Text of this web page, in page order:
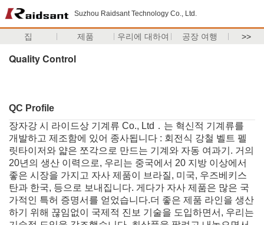
Suzhou Raidsant Technology Co., Ltd.
집 제품 우리에 대하여 공장 여행 >>
Quality Control
QC Profile
장자강 시 라이드상 기계류 Co., Ltd．는 혁신적 기계류를
개발하고 제조함에 있어 종사됩니다 : 회전식 강철 벨트 펠
릿타이저와 얇은 쪼각으로 만드는 기계와 자동 여과기. 거의
20년의 생산 이력으로, 우리는 중국에서 20 지방 이상에서
좋은 시장을 가지고 자사 제품이 브라질, 미국, 우즈베키스
탄과 한국, 등으로 보내집니다. 게다가 자사 제품은 많은 국
가적인 특허 증명서를 얻었습니다.더 좋은 제품 라인을 생산
하기 위해 끊임없이 국제적 진보 기술을 도입하면서, 우리는